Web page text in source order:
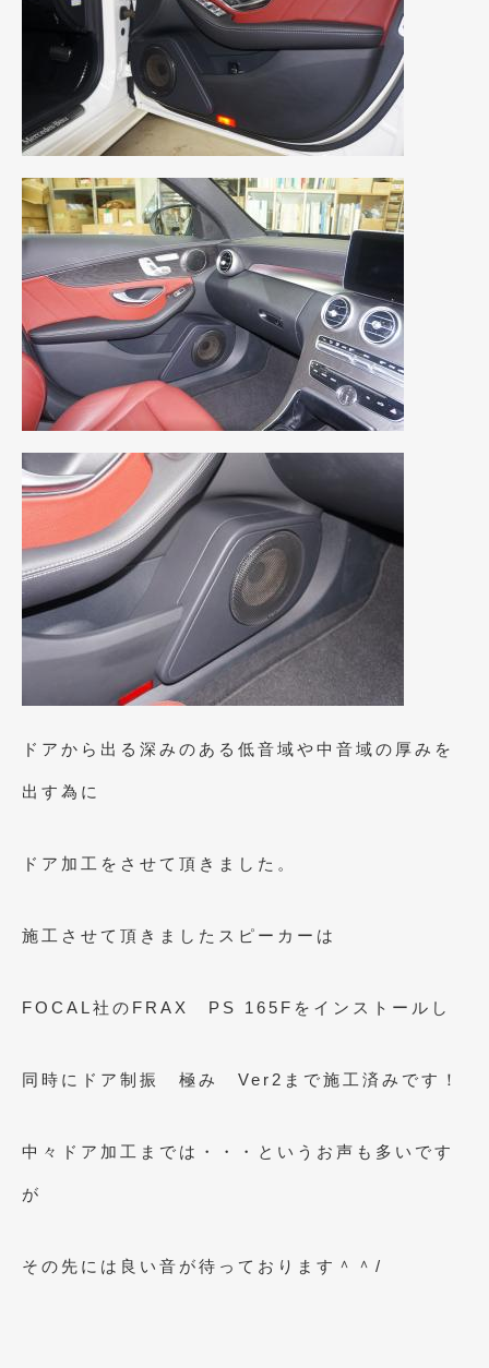
2010年4月(3)
2010年3月 (2)
2010年2月(6)
2010年1月 (12)
2009年12月(7)
2009年11月(7)
2009年10月(6)
2009年9月(5)
2009年8月(9)
2009年7月 (6)
ドアから出る深みのある低音域や中音域の厚みを
出す為に
ドア加工をさせて頂きました。
施工させて頂きましたスピーカーは
FOCAL社のFRAX PS 165Fをインストールし
同時にドア制振 極み Ver2まで施工済みです！
中々ドア加工までは・・・というお声も多いです
が
その先には良い音が待っております＾＾/